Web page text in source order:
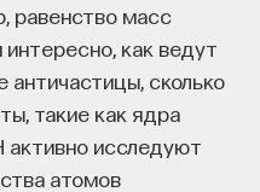
равенство масс
как ведут
античастицы, сколько
такие как ядра
исследуют
атомов